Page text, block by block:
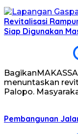
Revitalisasi
Siap Digunakan
menuntaskan
Palopo.
Pembangunan